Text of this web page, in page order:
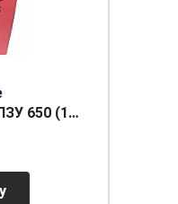
650 (12-